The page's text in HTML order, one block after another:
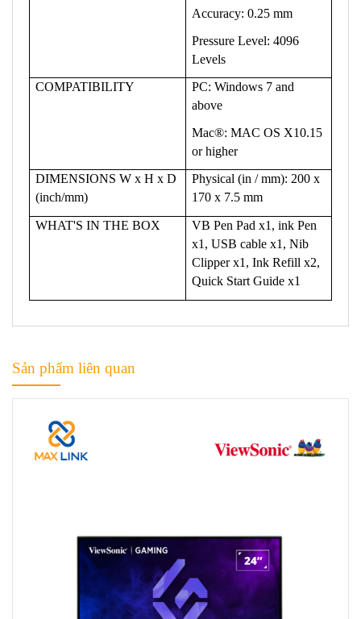
Accuracy: 0.25 mm
Pressure Level: 4096
Levels
COMPATIBILITY
PC: Windows 7 and
above
Mac®: MAC OS X10.15
or higher
DIMENSIONS W x H x D
(inch/mm)
Physical (in / mm): 200 x
170 x 7.5 mm
WHAT'S IN THE BOX
VB Pen Pad x1, ink Pen
x1, USB cable x1, Nib
Clipper x1, Ink Refill x2,
Quick Start Guide x1
Sản phẩm liên quan